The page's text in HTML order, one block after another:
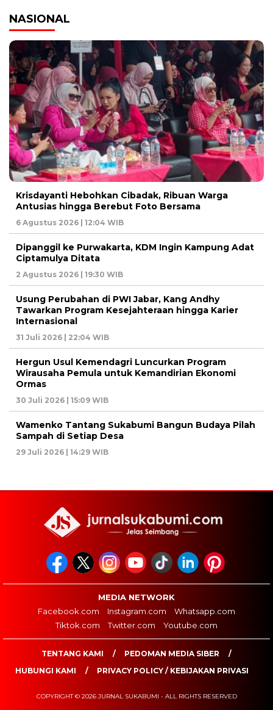
NASIONAL
Krisdayanti Hebohkan Cibadak, Ribuan Warga
Antusias hingga Berebut Foto Bersama
6 Agustus 2026 | 12:04 WIB
Dipanggil ke Purwakarta, KDM Ingin Kampung Adat
Ciptamulya Ditata
2 Agustus 2026 | 19:30 WIB
Usung Perubahan di PWI Jabar, Kang Andhy
Tawarkan Program Kesejahteraan hingga Karier
Internasional
31 Juli 2026 | 22:04 WIB
Hergun Usul Kemendagri Luncurkan Program
Wirausaha Pemula untuk Kemandirian Ekonomi
Ormas
30 Juli 2026 | 15:09 WIB
Wamenko Tantang Sukabumi Bangun Budaya Pilah
Sampah di Setiap Desa
29 Juli 2026 | 14:29 WIB
MEDIA NETWORK
Facebook.com
Instagram.com
Whatsapp.com
Tiktok.com
Twitter.com Youtube.com
TENTANG KAMI
PEDOMAN MEDIA SIBER
HUBUNGI KAMI
PRIVACY POLICY / KEBIJAKAN PRIVASI
COPYRIGHT © 2026 JURNAL SUKABUMI - ALL RIGHTS RESERVED